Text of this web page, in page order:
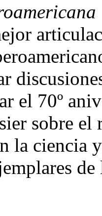
el 70º
sobre el
la ciencia